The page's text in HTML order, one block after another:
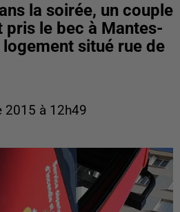
la soirée, un couple
pris le bec à Mantes-
logement situé rue de
2015 à 12h49